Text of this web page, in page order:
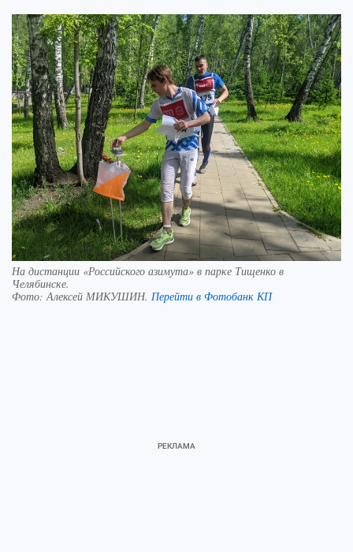
На дистанции «Российского азимута» в парке Тищенко в
Челябинске.
Фото:Алексей МИКУШИН. Перейти в Фотобанк КП